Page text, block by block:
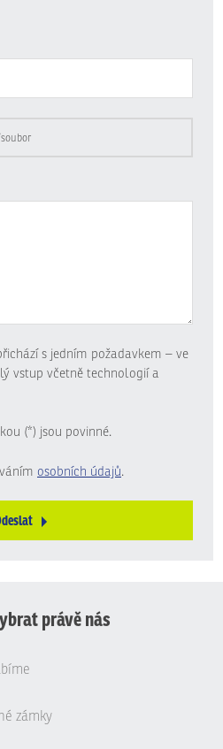
s jedním požadavkem – ve
vstup včetně technologií a
(*) jsou povinné.
osobních údajů.
právě nás
zámky